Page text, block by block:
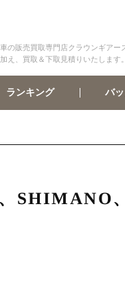
の販売買取専門店クラウンギアー
え、買取＆下取見積りいたします。
ランキング バ
SHIMANO